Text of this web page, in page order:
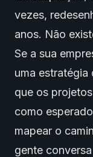
vezes,
anos. Não
Se a sua
uma
que os
como
mapear o
gente